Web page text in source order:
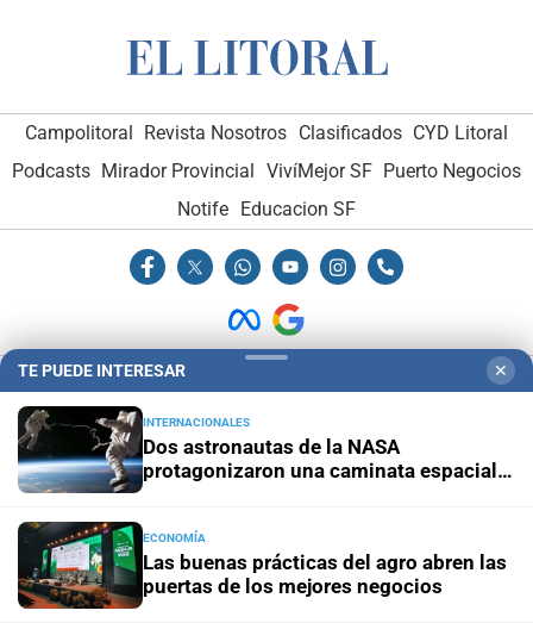
Campolitoral Revista Nosotros Clasificados CYD Litoral
Podcasts Mirador Provincial VivíMejor SF Puerto Negocios
Notife Educacion SF
Hemeroteca Digital (1930-1979)-Receptorías de avisos-
Administración y Publicidad
Opcionales con El Litoral -MediaKit
El Litoral es miembro de:
TE PUEDE INTERESAR ✕
INTERNACIONALES
Dos astronautas de la NASA
protagonizaron una caminata espacial
ECONOMÍA
Las buenas prácticas del agro abren las
puertas de los mejores negocios